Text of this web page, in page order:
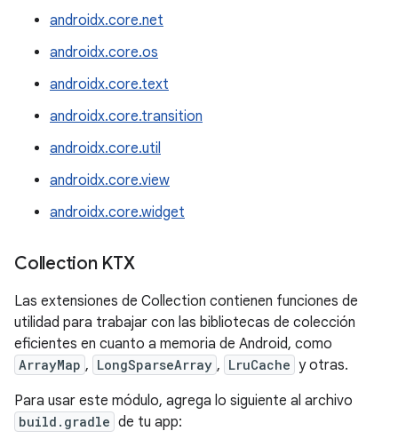
androidx.core.net
androidx.core.os
androidx.core.text
androidx.core.transition
androidx.core.util
androidx.core.view
androidx.core.widget
Collection KTX
Las extensiones de Collection contienen funciones de
utilidad para trabajar con las bibliotecas de colección
eficientes en cuanto a memoria de Android, como
ArrayMap , LongSparseArray , LruCache y otras.
Para usar este módulo, agrega lo siguiente al archivo
build.gradle de tu app: